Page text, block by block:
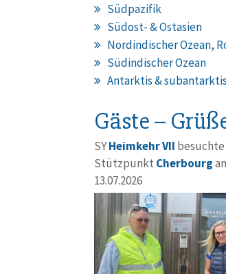
Südpazifik
Südost- & Ostasien
Nordindischer Ozean,
Südindischer Ozean
Antarktis &
Gäste –
SYHeimkehr VII besuchte
Stützpunkt Cherbourg
13.07.2026